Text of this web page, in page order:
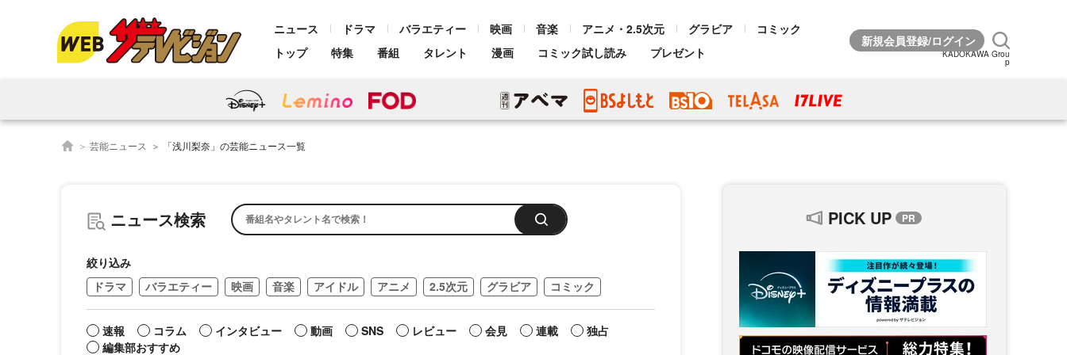
ニュース ドラマ バラエティー 映画 音楽 アニメ・2.5次元 グラビア
コミック
トップ
特集 番組 タレント 漫画 コミック試し読み プレゼント KADOKAWA Grou
p
芸能ニュース 「浅川梨奈」の芸能ニュース一覧
ニュース検索
絞り込み
ドラマ
バラエティー 映画 音楽 アイドル アニメ 2.5次元 グラビア コミック
速報 コラム インタビュー 動画 SNS レビュー 会見 連載
独占
編集部おすすめ
PICK UP